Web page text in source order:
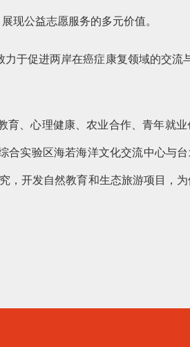
现公益志愿服务的多元价值。
于促进两岸在癌症康复领域的交流
、心理健康、农业合作、青年就
实验区海若海洋文化交流中心与台
，开发自然教育和生态旅游项目，